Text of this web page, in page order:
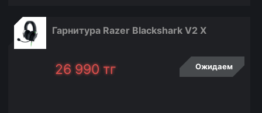
Гарнитура Razer Blackshark V2 X
Ожидаем
26 990тг